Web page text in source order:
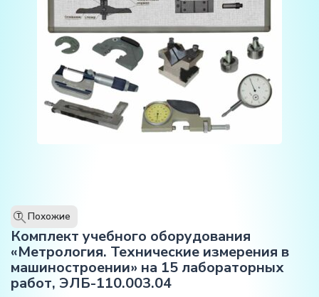
T Похожие
Комплект учебного оборудования
«Метрология. Технические измерения в
машиностроении» на 15 лабораторных
работ, ЭЛБ-110.003.04